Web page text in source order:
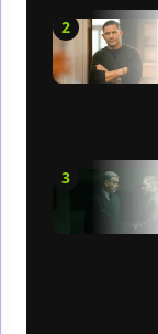
2
3